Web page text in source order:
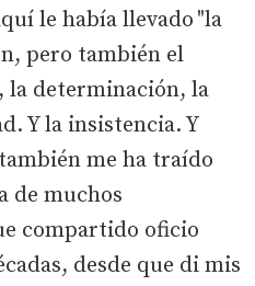
le había llevado "la
pero también el
la determinación, la
Y la insistencia. Y
me ha traído
de muchos
compartido oficio
desde que di mis